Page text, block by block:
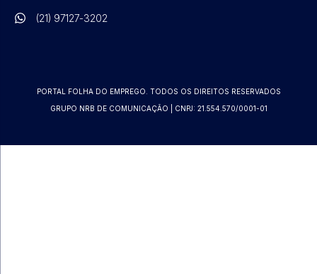
(21) 97127-3202
PORTAL FOLHA DO EMPREGO. TODOS OS DIREITOS RESERVADOS
GRUPO NRB DE COMUNICAÇÃO | CNPJ: 21.554.570/0001-01